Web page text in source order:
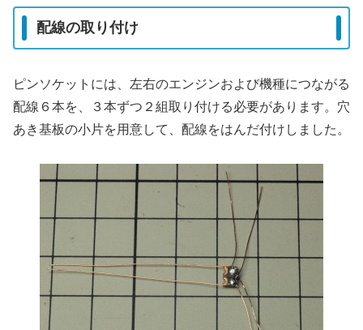
配線の取り付け
ピンソケットには、左右のエンジンおよび機種につながる
配線６本を、３本ずつ２組取り付ける必要があります。穴
あき基板の小片を用意して、配線をはんだ付けしました。